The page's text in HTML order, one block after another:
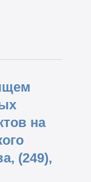
на
(249),